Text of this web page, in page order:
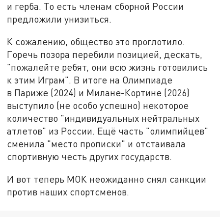
и герба. То есть членам сборной России
предложили унизиться.
К сожалению, общество это проглотило.
Горечь позора перебили позицией, дескать,
"пожалейте ребят, они всю жизнь готовились
к этим Играм". В итоге на Олимпиаде
в Париже (2024) и Милане-Кортине (2026)
выступило (не особо успешно) некоторое
количество "индивидуальных нейтральных
атлетов" из России. Ещё часть "олимпийцев"
сменила "место прописки" и отстаивала
спортивную честь других государств.
И вот теперь МОК неожиданно снял санкции
против наших спортсменов.